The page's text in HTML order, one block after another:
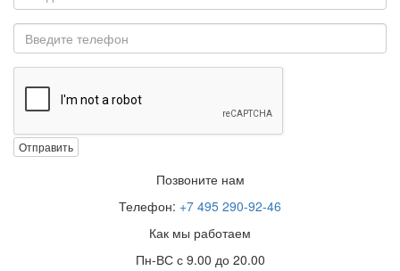
Отправить
Позвоните нам
Телефон: +7 495 290-92-46
Как мы работаем
Пн-ВС с 9.00 до 20.00